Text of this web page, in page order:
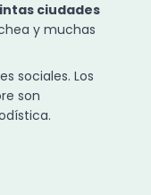
ciudades
y muchas
sociales. Los
son